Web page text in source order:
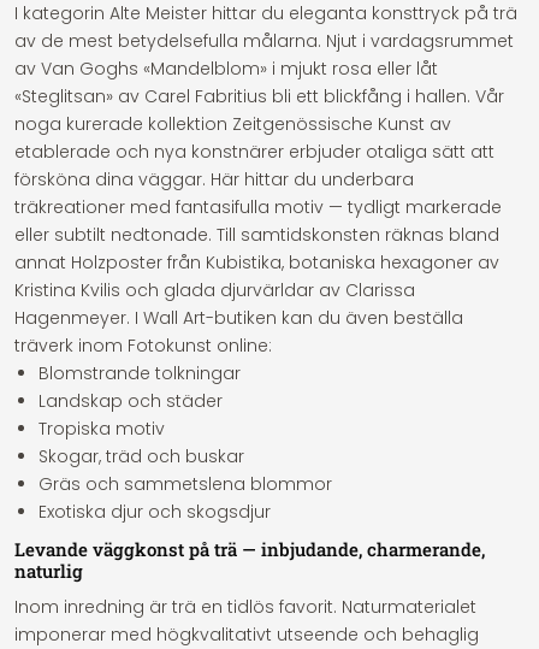
I kategorin Alte Meister hittar du eleganta konsttryck på trä
av de mest betydelsefulla målarna. Njut i vardagsrummet
av Van Goghs «Mandelblom» i mjukt rosa eller låt
«Steglitsan» av Carel Fabritius bli ett blickfång i hallen. Vår
noga kurerade kollektion Zeitgenössische Kunst av
etablerade och nya konstnärer erbjuder otaliga sätt att
försköna dina väggar. Här hittar du underbara
träkreationer med fantasifulla motiv — tydligt markerade
eller subtilt nedtonade. Till samtidskonsten räknas bland
annat Holzposter från Kubistika, botaniska hexagoner av
Kristina Kvilis och glada djurvärldar av Clarissa
Hagenmeyer. I Wall Art-butiken kan du även beställa
träverk inom Fotokunst online:
Blomstrande tolkningar
Landskap och städer
Tropiska motiv
Skogar, träd och buskar
Gräs och sammetslena blommor
Exotiska djur och skogsdjur
Levande väggkonst på trä — inbjudande, charmerande,
naturlig
Inom inredning är trä en tidlös favorit. Naturmaterialet
imponerar med högkvalitativt utseende och behaglig